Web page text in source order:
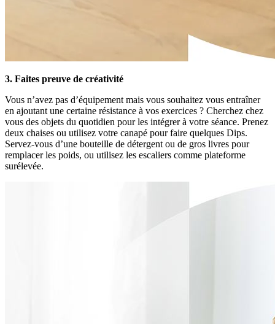
3. Faites preuve de créativité
Vous n’avez pas d’équipement mais vous souhaitez vous entraîner
en ajoutant une certaine résistance à vos exercices ? Cherchez chez
vous des objets du quotidien pour les intégrer à votre séance. Prenez
deux chaises ou utilisez votre canapé pour faire quelques Dips.
Servez-vous d’une bouteille de détergent ou de gros livres pour
remplacer les poids, ou utilisez les escaliers comme plateforme
surélevée.